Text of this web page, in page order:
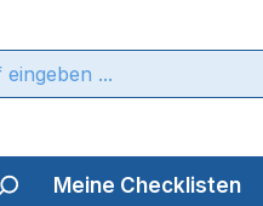
Meine Checklisten